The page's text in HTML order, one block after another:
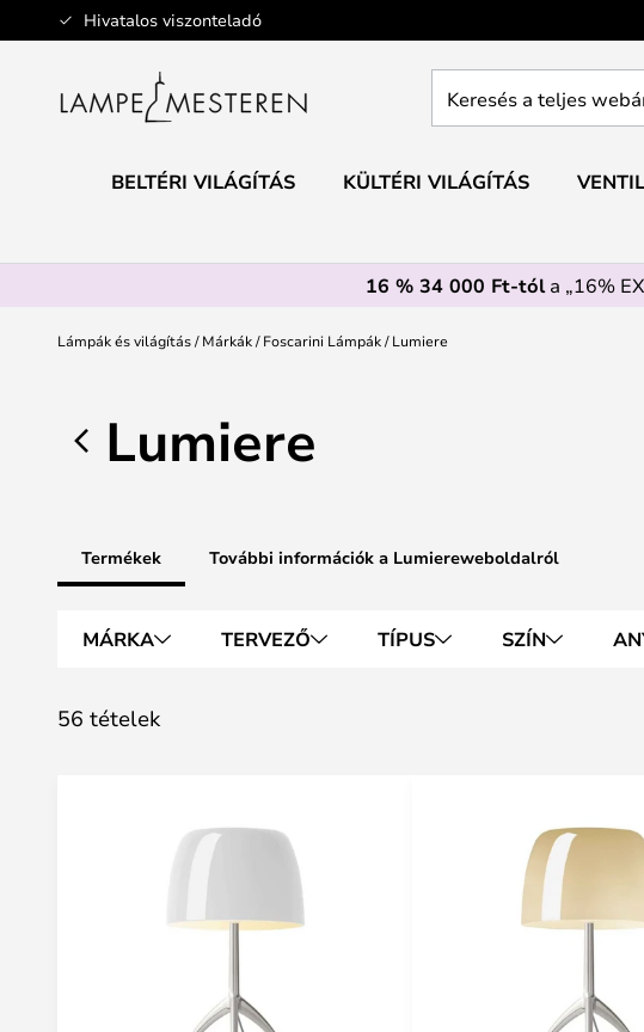
Hivatalos viszonteladó
Ugrás
a
tartalomhoz
webáruházban
BELTÉRI VILÁGÍTÁS KÜLTÉRI VILÁGÍTÁS
16 % 34 000 Ft-tóla „16%
Lámpák és világítás Márkák Foscarini Lámpák Lumiere
Lumiere
Termékek További információk a Lumiereweboldalról
MÁRKA TERVEZŐ TÍPUS SZÍN
56 tételek